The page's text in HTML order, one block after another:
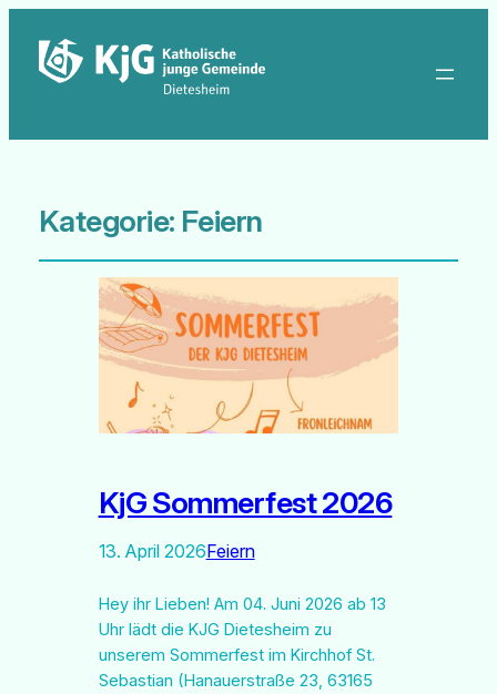
Kategorie: Feiern
KjG Sommerfest 2026
13. April 2026Feiern
Hey ihr Lieben! Am 04. Juni 2026 ab 13
Uhr lädt die KJG Dietesheim zu
unserem Sommerfest im Kirchhof St.
Sebastian (Hanauerstraße 23, 63165